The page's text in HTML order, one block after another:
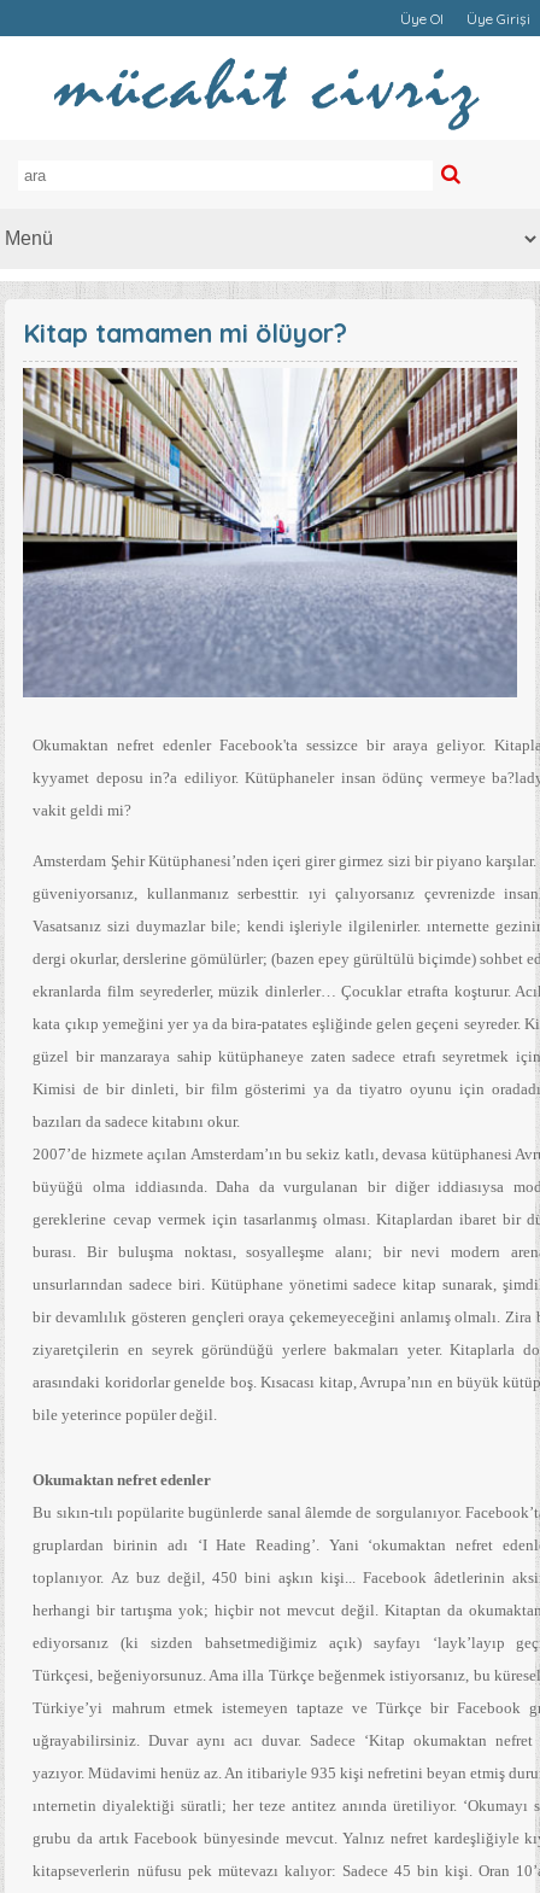
Üye Ol Üye Girişi
Kitap tamamen mi ölüyor?
Okumaktan nefret edenler Facebook'ta sessizce bir araya geliyor.
kyyamet deposu in?a ediliyor. Kütüphaneler insan ödünç vermeye
vakit geldi mi?
Amsterdam Şehir Kütüphanesi’nden içeri girer girmez sizi bir piyano
güveniyorsanız, kullanmanız serbesttir. ıyi çalıyorsanız çevrenizde
Vasatsanız sizi duymazlar bile; kendi işleriyle ilgilenirler. ınternette
dergi okurlar, derslerine gömülürler; (bazen epey gürültülü biçimde) sohbet
ekranlarda film seyrederler, müzik dinlerler… Çocuklar etrafta koşturur.
kata çıkıp yemeğini yer ya da bira-patates eşliğinde gelen geçeni seyreder.
güzel bir manzaraya sahip kütüphaneye zaten sadece etrafı seyretmek
Kimisi de bir dinleti, bir film gösterimi ya da tiyatro oyunu için
bazıları da sadece kitabını okur.
2007’de hizmete açılan Amsterdam’ın bu sekiz katlı, devasa kütüphanesi
büyüğü olma iddiasında. Daha da vurgulanan bir diğer iddiasıysa
gereklerine cevap vermek için tasarlanmış olması. Kitaplardan ibaret bir
burası. Bir buluşma noktası, sosyalleşme alanı; bir nevi modern
unsurlarından sadece biri. Kütüphane yönetimi sadece kitap sunarak,
bir devamlılık gösteren gençleri oraya çekemeyeceğini anlamış olmalı.
ziyaretçilerin en seyrek göründüğü yerlere bakmaları yeter. Kitaplarla
arasındaki koridorlar genelde boş. Kısacası kitap, Avrupa’nın en büyük
bile yeterince popüler değil.
Okumaktan nefret edenler
Bu sıkın-tılı popülarite bugünlerde sanal âlemde de sorgulanıyor.
gruplardan birinin adı ‘I Hate Reading’. Yani ‘okumaktan nefret
toplanıyor. Az buz değil, 450 bini aşkın kişi... Facebook âdetlerinin
herhangi bir tartışma yok; hiçbir not mevcut değil. Kitaptan da
ediyorsanız (ki sizden bahsetmediğimiz açık) sayfayı ‘layk’layıp
Türkçesi, beğeniyorsunuz. Ama illa Türkçe beğenmek istiyorsanız, bu
Türkiye’yi mahrum etmek istemeyen taptaze ve Türkçe bir Facebook
uğrayabilirsiniz. Duvar aynı acı duvar. Sadece ‘Kitap okumaktan nefret
yazıyor. Müdavimi henüz az. An itibariyle 935 kişi nefretini beyan etmiş
ınternetin diyalektiği süratli; her teze antitez anında üretiliyor. ‘Okumayı
grubu da artık Facebook bünyesinde mevcut. Yalnız nefret kardeşliğiyle
kitapseverlerin nüfusu pek mütevazı kalıyor: Sadece 45 bin kişi. Oran